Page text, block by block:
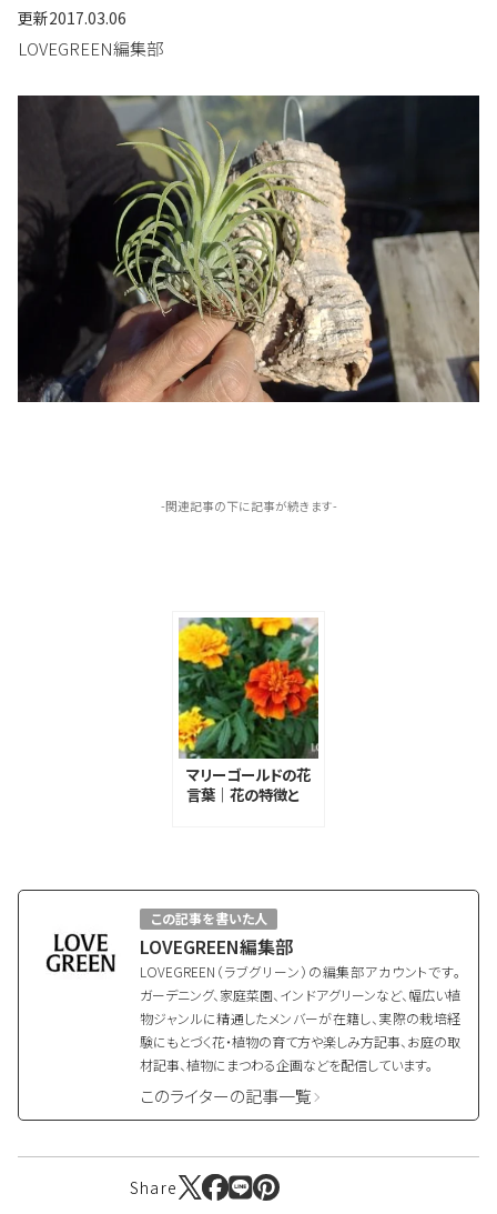
更新2017.03.06
LOVEGREEN編集部
-関連記事の下に記事が続きます-
マリーゴールドの花
言葉｜花の特徴と
この記事を書いた人
LOVEGREEN編集部
LOVEGREEN（ラブグリーン）の編集部アカウントです。
ガーデニング、家庭菜園、インドアグリーンなど、幅広い植
物ジャンルに精通したメンバーが在籍し、実際の栽培経
験にもとづく花・植物の育て方や楽しみ方記事、お庭の取
材記事、植物にまつわる企画などを配信しています。
このライターの記事一覧
Share